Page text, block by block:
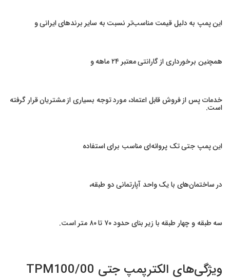
این پمپ به دلیل قیمت مناسب‌تر نسبت به سایر برندهای ایرانی و
همچنین برخورداری از گارانتی معتبر ۲۴ ماهه و
خدمات پس از فروش قابل اعتماد، مورد توجه بسیاری از مشتریان قرار گرفته
است.
این پمپ جتی تک پروانه‌ای مناسب برای استفاده
در ساختمان‌های با یک واحد آپارتمانی دو طبقه،
سه طبقه و چهار طبقه با زیر بنای حدود ۷۰ تا ۸۰ متر است.
ویژگی‌های الکترپمپ جتی TPM100/00